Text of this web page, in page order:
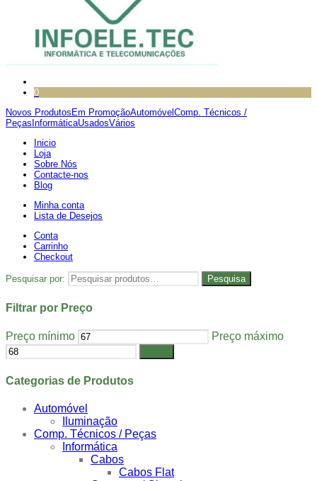
0
Novos Produtos Em PromoçãoAutomóvel Comp. Técnicos /
Peças InformáticaUsadosVários
Inicio
Loja
Sobre Nós
Contacte-nos
Blog
Minha conta
Lista de Desejos
Conta
Carrinho
Checkout
Pesquisar por: Pesquisa
Filtrar por Preço
Preço mínimo Preço máximo
Categorias de Produtos
Automóvel
Iluminação
Comp. Técnicos / Peças
Informática
Cabos
Cabos Flat